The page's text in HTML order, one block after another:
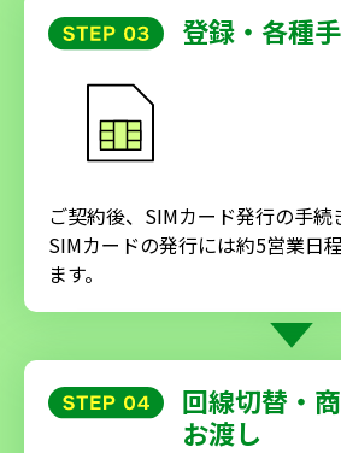
登録・各種
ご契約後、SIMカード発行の手続
SIMカードの発行には約5営業日
ます。
回線切替・
お渡し